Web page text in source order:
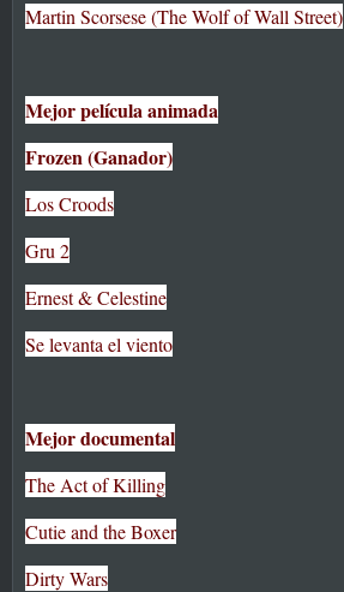
Martin Scorsese (The Wolf of Wall Street)
Mejor película animada
Frozen (Ganador)
Los Croods
Gru 2
Ernest & Celestine
Se levanta el viento
Mejor documental
The Act of Killing
Cutie and the Boxer
Dirty Wars